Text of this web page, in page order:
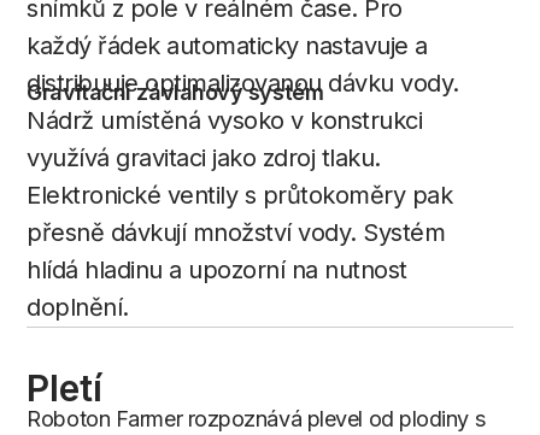
snímků z pole v reálném čase. Pro
každý řádek automaticky nastavuje a
distribuuje optimalizovanou dávku vody.
Gravitační závlahový systém
Nádrž umístěná vysoko v konstrukci
využívá gravitaci jako zdroj tlaku.
Elektronické ventily s průtokoměry pak
přesně dávkují množství vody. Systém
hlídá hladinu a upozorní na nutnost
doplnění.
Pletí
Roboton Farmer rozpoznává plevel od plodiny s